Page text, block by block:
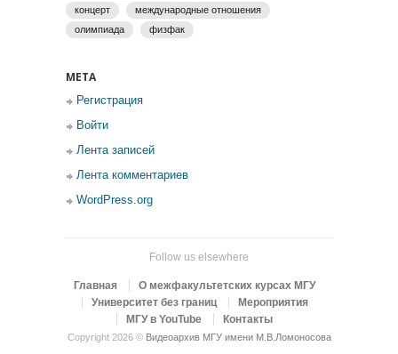
концерт
международные отношения
олимпиада
физфак
МЕТА
Регистрация
Войти
Лента записей
Лента комментариев
WordPress.org
Follow us elsewhere
Главная
О межфакультетских курсах МГУ
Университет без границ
Мероприятия
МГУ в YouTube
Контакты
Copyright 2026 © Видеоархив МГУ имени М.В.Ломоносова